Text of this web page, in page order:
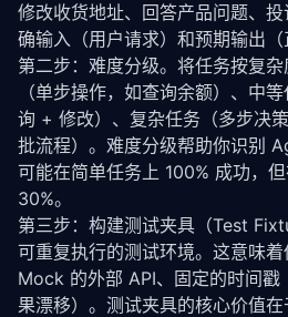
修改收货地址、回答产品问题、
确输入（用户请求）和预期输出（
第二步：难度分级。将任务按复
（单步操作，如查询余额）、中
询 + 修改）、复杂任务（多步决
批流程）。难度分级帮助你识别
可能在简单任务上 100% 成功，
30%。
第三步：构建测试夹具（Test
可重复执行的测试环境。这意味着
Mock 的外部 API、固定的时间戳
果漂移）。测试夹具的核心价值